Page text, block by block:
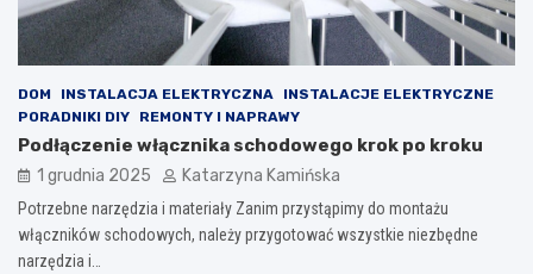
DOM INSTALACJA ELEKTRYCZNA
INSTALACJE ELEKTRYCZNE
PORADNIKI DIY
REMONTY I NAPRAWY
Podłączenie włącznika schodowego krok po kroku
1 grudnia 2025 Katarzyna Kamińska
Potrzebne narzędzia i materiały Zanim przystąpimy do montażu
włączników schodowych, należy przygotować wszystkie niezbędne
narzędzia i…